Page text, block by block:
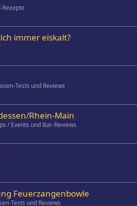
Rezepte
immer eiskalt?
Tests und Reviews
Rhein-Main
/ Events und Bar-Reviews
Feuerzangenbowle
Tests und Reviews